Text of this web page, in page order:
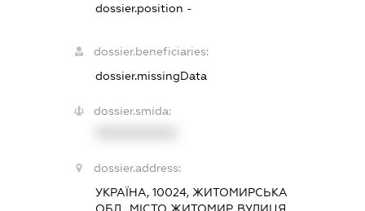
dossier.position -
dossier.beneficiaries:
dossier.missingData
dossier.smida:
dossier.address:
УКРАЇНА, 10024, ЖИТОМИРСЬКА